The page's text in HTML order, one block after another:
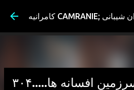
Skip to main
افسانه ها.....۳۰۴